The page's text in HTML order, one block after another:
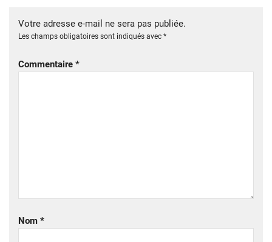
Votre adresse e-mail ne sera pas publiée.
Les champs obligatoires sont indiqués avec *
Commentaire *
Nom *